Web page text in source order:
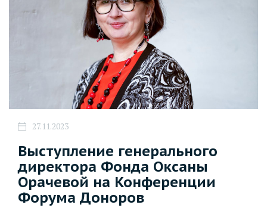
27.11.2023
Выступление генерального
директора Фонда Оксаны
Орачевой на Конференции
Форума Доноров